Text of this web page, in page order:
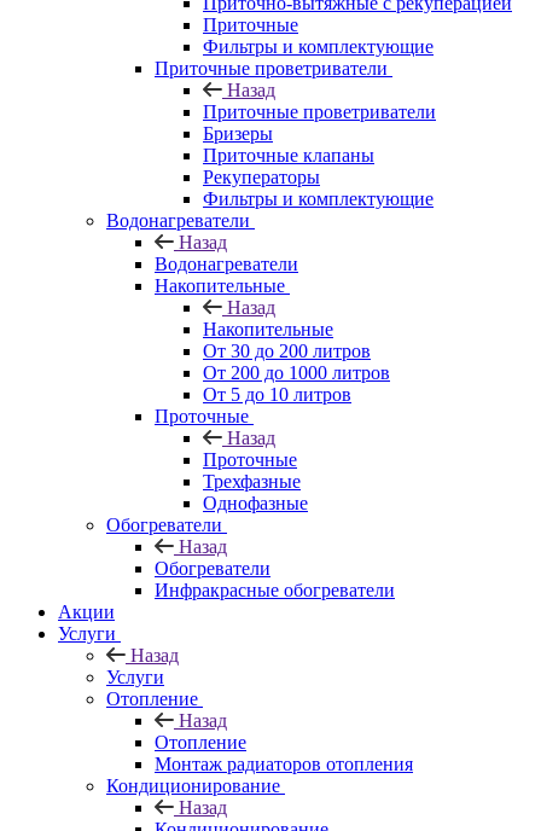
Приточные
Фильтры и комплектующие
Приточные проветриватели
Назад
Приточные проветриватели
Бризеры
Приточные клапаны
Рекуператоры
Фильтры и комплектующие
Водонагреватели
Назад
Водонагреватели
Накопительные
Назад
Накопительные
От 30 до 200 литров
От 200 до 1000 литров
От 5 до 10 литров
Проточные
Назад
Проточные
Трехфазные
Однофазные
Обогреватели
Назад
Обогреватели
Инфракрасные обогреватели
Акции
Услуги
Назад
Услуги
Отопление
Назад
Отопление
Монтаж радиаторов отопления
Кондиционирование
Назад